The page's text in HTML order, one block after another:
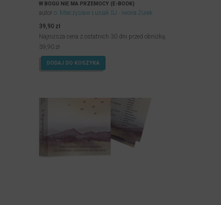
W BOGU NIE MA PRZEMOCY (E-BOOK)
autor o. Mieczysław Łusiak SJ
Iwona Żurek
39,90 zł
Najniższa cena z ostatnich 30 dni przed obniżką:
39,90 zł
DODAJ DO KOSZYKA